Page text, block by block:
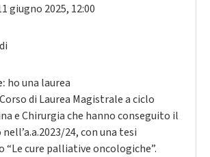
giugno 2025, 12:00
ho una laurea
di Laurea Magistrale a ciclo
e Chirurgia che hanno conseguito il
24, con una tesi
“Le cure palliative oncologiche”.